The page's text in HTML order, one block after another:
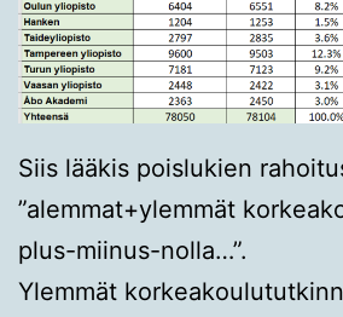
Siis lääkis poislukien
”alemmat+ylemmät
plus-miinus-nolla…”.
Ylemmät